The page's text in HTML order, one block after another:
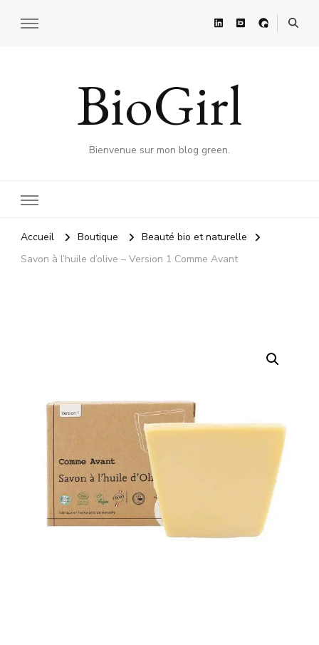
BioGirl
Bienvenue sur mon blog green.
Accueil Boutique
Beauté bio et naturelle
Savon à l’huile d’olive – Version 1 Comme Avant